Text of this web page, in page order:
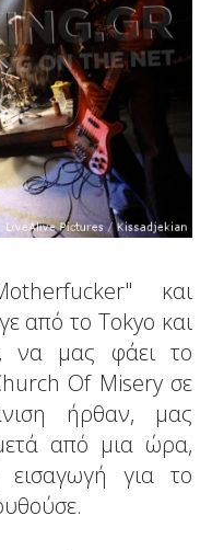
και
από το Tokyo και
να μας φάει το
Of Misery σε
ήρθαν, μας
από μια ώρα,
εισαγωγή για το